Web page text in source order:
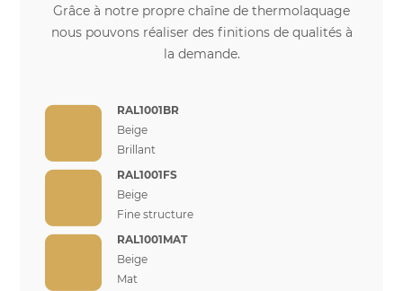
Grâce à notre propre chaîne de thermolaquage
nous pouvons réaliser des finitions de qualités à
la demande.
RAL1001BR
Beige
Brillant
RAL1001FS
Beige
Fine structure
RAL1001MAT
Beige
Mat